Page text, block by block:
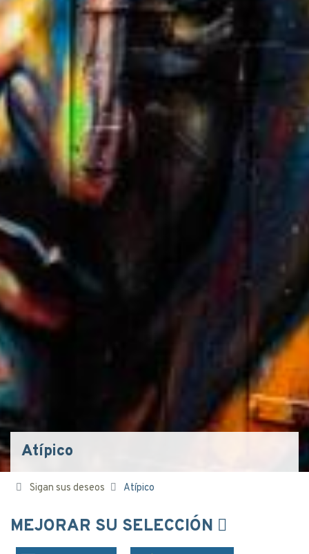
Atípico
Sigan sus deseos Atípico
MEJORAR SU SELECCIÓN